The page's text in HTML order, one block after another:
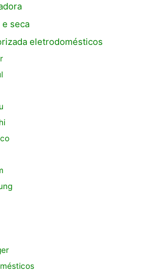
seca
eletrodomésticos